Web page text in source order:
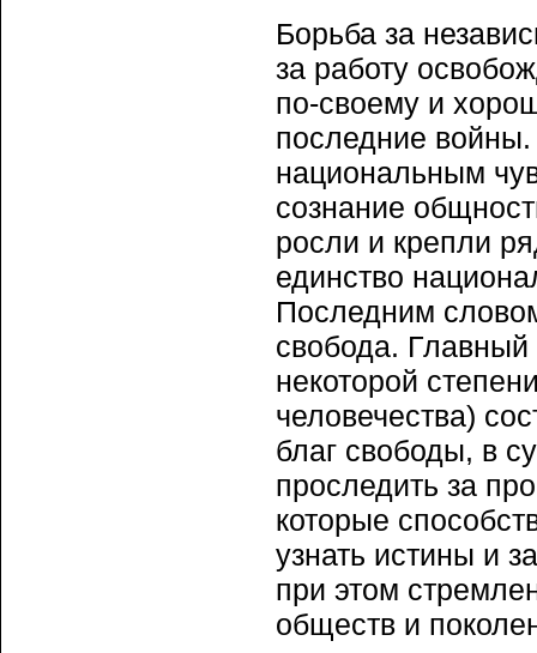
Борьба за
за работу
по-своему и
последние
национальным
сознание
росли и крепли
единство
Последним
свобода. Главный
некоторой
человечества)
благ свободы, в
проследить за
которые
узнать истины и
при этом
обществ и